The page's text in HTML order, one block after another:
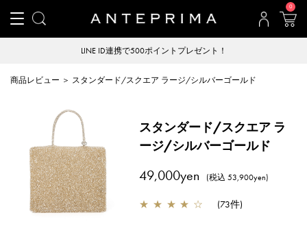
0
LINE ID連携で500ポイントプレゼント！
商品レビュー ＞ スタンダード/スクエア ラージ/シルバーゴールド
スタンダード/スクエア ラ
ージ/シルバーゴールド
49,000yen (税込 53,900yen)
★ ★ ★ ★ ☆ (73件)